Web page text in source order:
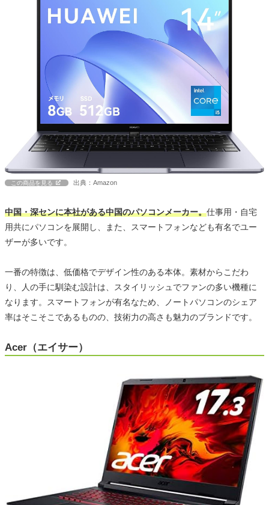
この商品を見る 出典：Amazon
中国・深センに本社がある中国のパソコンメーカー。仕事用・自宅
用共にパソコンを展開し、また、スマートフォンなども有名でユー
ザーが多いです。
一番の特徴は、低価格でデザイン性のある本体。素材からこだわ
り、人の手に馴染む設計は、スタイリッシュでファンの多い機種に
なります。スマートフォンが有名なため、ノートパソコンのシェア
率はそこそこであるものの、技術力の高さも魅力のブランドです。
Acer（エイサー）